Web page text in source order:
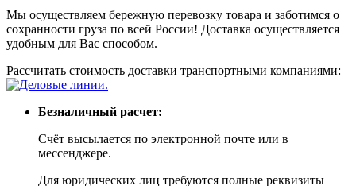
Мы осуществляем бережную перевозку товара и заботимся о
сохранности груза по всей России! Доставка осуществляется
удобным для Вас способом.
Рассчитать стоимость доставки транспортными компаниями:
Безналичный расчет:
Счёт высылается по электронной почте или в
мессенджере.
Для юридических лиц требуются полные реквизиты